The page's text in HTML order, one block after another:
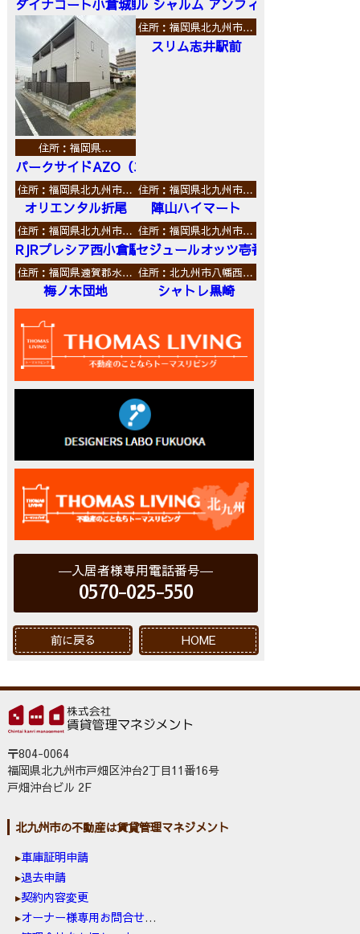
ダイナコート小倉城野ル シャルム アンフィニ
住所：福岡県…
パークサイドAZO（エーゼットオー）
住所：福岡県北九州市…
スリム志井駅前
住所：福岡県北九州市…
オリエンタル折尾
住所：福岡県北九州市…
陣山ハイマート
住所：福岡県北九州市…
RJRプレシア西小倉駅前
住所：福岡県北九州市…
セジュールオッツ壱番館
住所：福岡県遠賀郡水…
梅ノ木団地
住所：北九州市八幡西…
シャトレ黒崎
入居者様専用電話番号
0570-025-550
前に戻る HOME
〒804-0064
福岡県北九州市戸畑区沖台2丁目11番16号
戸畑沖台ビル 2F
北九州市の不動産は賃貸管理マネジメント
車庫証明申請
退去申請
契約内容変更
オーナー様専用お問合せ窓口